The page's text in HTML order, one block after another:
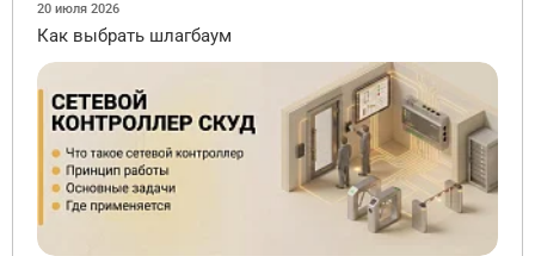
20 июля 2026
Как выбрать шлагбаум